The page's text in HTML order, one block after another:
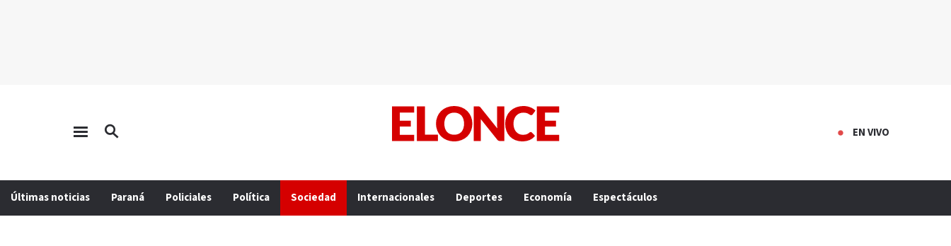
EN VIVO
Últimas noticias Paraná Policiales Política Sociedad Internacionales Deportes Economía Espectáculos